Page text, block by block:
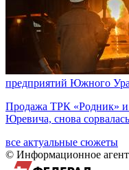
предприятий Южного
Продажа ТРК «Родник»
Юревича, снова сорвалась
все актуальные сюжеты
© Информационное